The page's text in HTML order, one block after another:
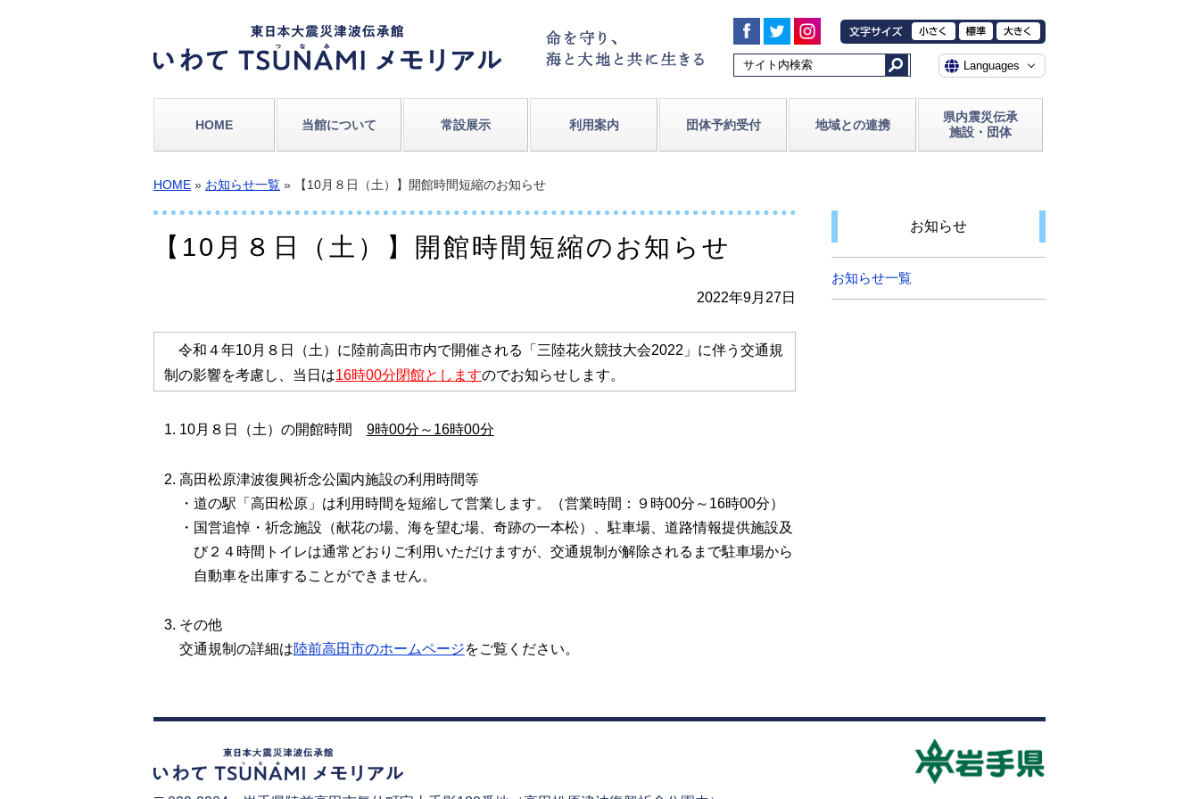
HOME 当館について 常設展示 利用案内 団体予約受付 地域との連携
県内震災伝承
施設・団体
HOME » お知らせ一覧 » 【10月８日（土）】開館時間短縮のお知らせ
【10月８日（土）】開館時間短縮のお知らせ
2022年9月27日
令和４年10月８日（土）に陸前高田市内で開催される「三陸花火競技大会2022」に伴う交通規
制の影響を考慮 し、当日は16時00分閉館としますのでお知らせします。
10月８日（土）の開館時間 9時00分～16時00分
高田松原津波復興祈念公園内施設の利用時間等
・道の駅「高田松原」は利用時間を短縮して営業します。（営業時間：９時00分～16時00分）
・国営追悼・祈念施設（献花の場、海を望む場、奇跡の一本松）、駐車場、道路情報提供施設及
び２４時間トイレは通常どおりご利用いただけますが、交通規制が解除されるまで駐車場から
自動車を出庫することができません。
その他
交通規制の詳細は陸前高田市のホームページをご覧ください。
お知らせ
お知らせ一覧